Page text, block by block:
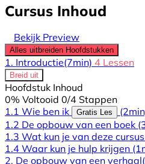
Cursus Inhoud
Bekijk Preview
Alles uitbreiden Hoofdstukken
1. Introductie(7min) 4 Lessen
Breid uit
Hoofdstuk Inhoud
0% Voltooid 0/4 Stappen
1.1 Wie ben ik
Gratis Les
1.2 De opbouw van een boek
1.3 Wat kun je van deze
1.4 Waar kun je hulp krijgen
2. De opbouw van een verhaal